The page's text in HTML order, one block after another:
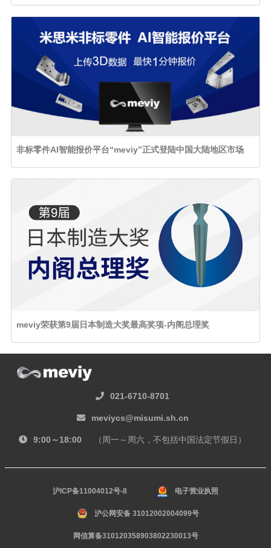
非标零件AI智能报价平台“meviy”正式登陆中国大陆地区市场
meviy荣获第9届日本制造大奖最高奖项-内阁总理奖
021-6710-8701
meviycs@misumi.sh.cn
9:00～18:00 （周一～周六，不包括中国法定节假日）
沪ICP备11004012号-8 电子营业执照
沪公网安备 31012002004099号
网信算备310120358903802230013号